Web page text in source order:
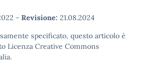
- Revisione: 21.08.2024
specificato, questo articolo è
Licenza Creative Commons